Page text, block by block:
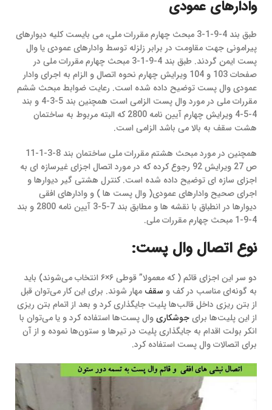
وادارهای عمودی
طبق بند 4-9-1-3 مبحث چهارم مقررات ملی، می بایست کلیه دیوارهای
پیرامونی جهت مقاومت در برابر زلزله توسط وادارهای عمودی یا وال
پست ایمن گردند. طبق بند 4-9-1-3 مبحث چهارم مقررات ملی در
صفحات 103 و 104 ویرایش چهارم نحوه اتصال و الزام به اجرای وادار
عمودی وال پست توضیح داده شده است. رعایت ضوابط مبحث ششم
مقررات ملی در مورد وال پست الزامی است همچنین بند 5-3-4 و بند
4-5-4 ویرایش چهارم آیین نامه 2800 که البته مربوط به ساختمان
هشت سقف به بالا می باشد الزامی است.
همچنین در مورد مبحث هشتم مقررات ملی ساختمان بند 8-3-1-11
ص 27 ویرایش 92 رجوع کرده که در مورد اتصال اجزای غیرسازه ای به
اجزای سازه ای توضیح داده شده است. کنترل هشتی گیر دیوارها و
اجرای صحیح وادارهای عمودی( وال پست ها ) و وادارهای افقی
دیوارها در انطباق با نقشه ها و مطابق بند 7-5-3 آیین نامه 2800 و بند
4-9-1 مبحث چهارم مقررات ملی.
نوع اتصال وال پست:
دو سر این اجزای قائم ‌( ‌که معمولا” قوطی ۶×۶ انتخاب می‌شوند‌) باید
به گونه‌ای مناسب در کف و سقف مهار شوند. برای این کار می‌توان قبل
از بتن ریزی داخل قالب‌ها پلیت جایگذاری کرد و بعد از اتمام بتن ریزی
از این پلیت‌ها برایجوشکاریوال پست‌ها استفاده کرد و یا می‌توان با
انکر بولت اقدام به جایگذاری پلیت در تیرها و ستون‌ها نموده و از آن
برای اتصالات وال پست استفاده کرد‌.